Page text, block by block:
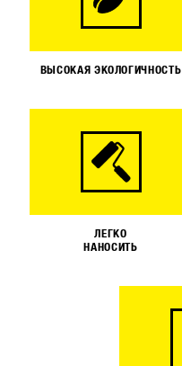
ВЫСОКАЯ ЭКОЛОГИЧНОСТЬ
ЛЕГКО
НАНОСИТЬ